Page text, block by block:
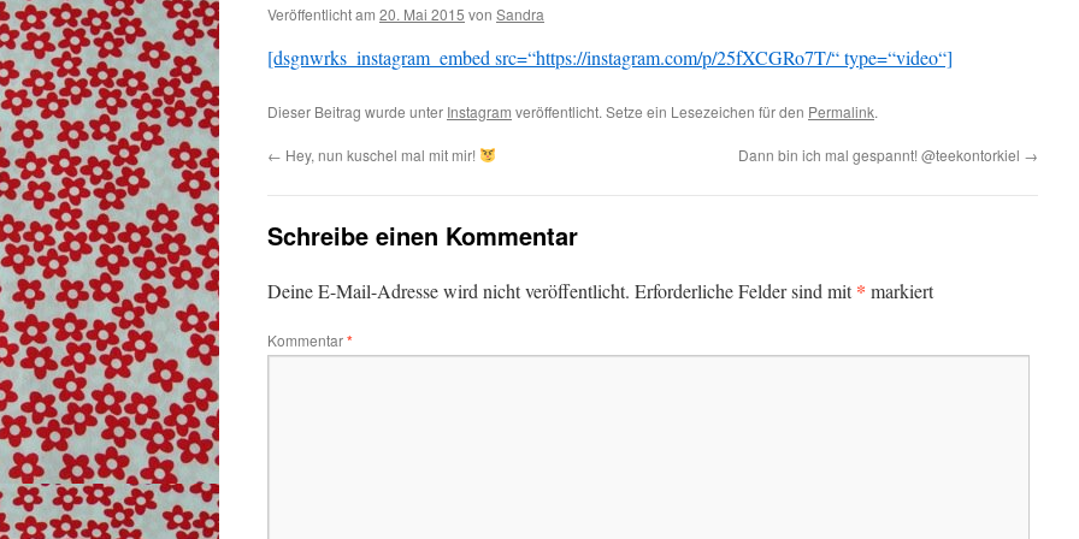
Veröffentlicht am 20. Mai 2015 von Sandra
[dsgnwrks_instagram_embed src=“https://instagram.com/p/25fXCGRo7T/“ type=“video“]
Dieser Beitrag wurde unter Instagram veröffentlicht. Setze ein Lesezeichen für den Permalink.
← Hey, nun kuschel mal mit mir! Dann bin ich mal gespannt! @teekontorkiel →
Schreibe einen Kommentar
Deine E-Mail-Adresse wird nicht veröffentlicht. Erforderliche Felder sind mit* markiert
Kommentar*